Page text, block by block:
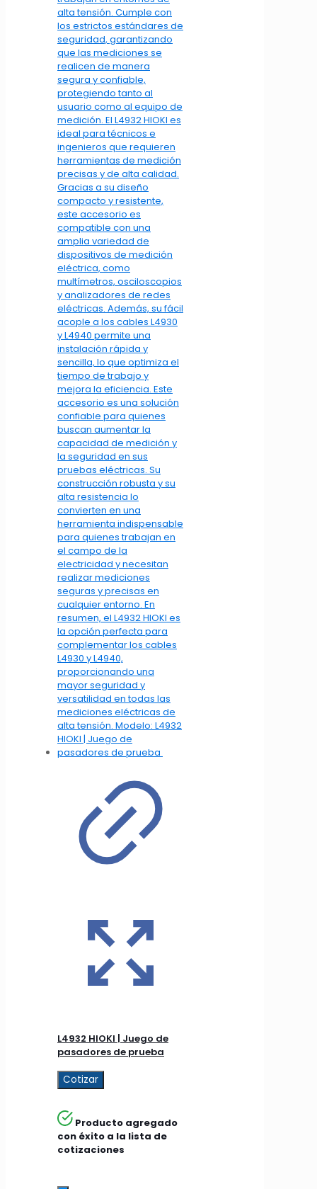
L4932 HIOKI | Juego de
pasadores de prueba
Cotizar
Producto agregado
con éxito a la lista de
cotizaciones